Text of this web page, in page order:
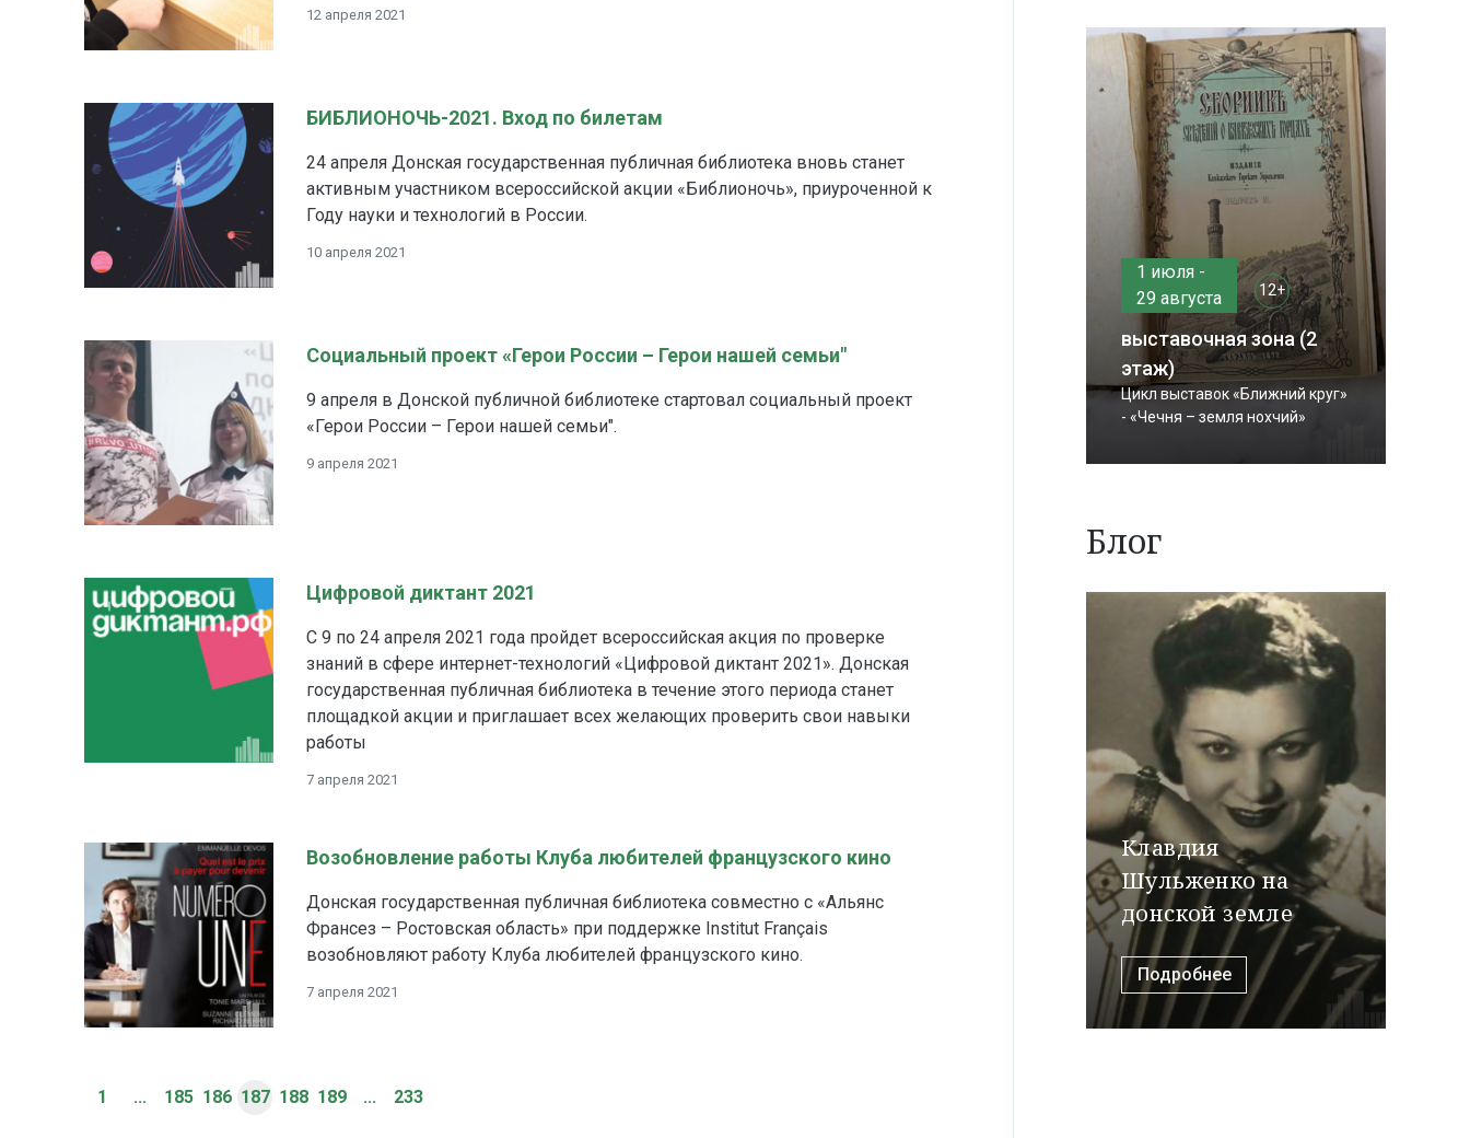
12 апреля 2021
БИБЛИОНОЧЬ-2021. Вход по билетам
24 апреля Донская государственная публичная библиотека вновь станет
активным участником всероссийской акции «Библионочь», приуроченной к
Году науки и технологий в России.
10 апреля 2021
Cоциальный проект «Герои России – Герои нашей семьи"
9 апреля в Донской публичной библиотеке стартовал социальный проект
«Герои России – Герои нашей семьи".
9 апреля 2021
Цифровой диктант 2021
С 9 по 24 апреля 2021 года пройдет всероссийская акция по проверке
знаний в сфере интернет-технологий «Цифровой диктант 2021». Донская
государственная публичная библиотека в течение этого периода станет
площадкой акции и приглашает всех желающих проверить свои навыки
работы
7 апреля 2021
Возобновление работы Клуба любителей французского кино
Донская государственная публичная библиотека совместно с «Альянс
Франсез – Ростовская область» при поддержке Institut Français
возобновляют работу Клуба любителей французского кино.
7 апреля 2021
1 ... 185 186 187 188 189 ... 233
1 июля -
29 августа
12+
выставочная зона (2
этаж)
Цикл выставок «Ближний круг»
- «Чечня – земля нохчий»
Блог
Клавдия
Шульженко на
донской земле
Подробнее